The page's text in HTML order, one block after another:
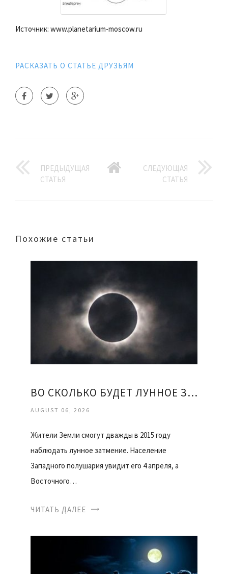
Источник: www.planetarium-moscow.ru
РАСКАЗАТЬ О СТАТЬЕ ДРУЗЬЯМ
ПРЕДЫДУЩАЯ
СТАТЬЯ
СЛЕДУЮЩАЯ
СТАТЬЯ
Похожие статьи
ВО СКОЛЬКО БУДЕТ ЛУННОЕ ЗАТМЕНИЕ
AUGUST 06, 2026
Жители Земли смогут дважды в 2015 году
наблюдать лунное затмение. Население
Западного полушария увидит его 4 апреля, а
Восточного…
ЧИТАТЬ ДАЛЕЕ